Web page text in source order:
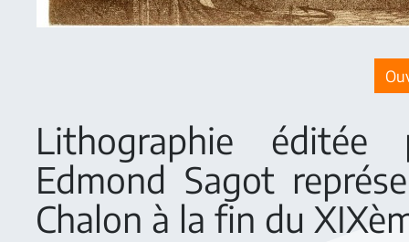
Lithographie
Edmond Sagot
Chalon à la fin du